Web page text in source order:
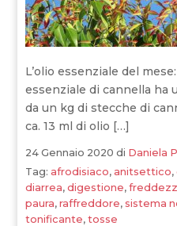
L’olio essenziale del
essenziale di cannella ha
da un kg di stecche di
ca. 13 ml di olio […]
24 Gennaio 2020 di Daniela
Tag: afrodisiaco, anitsettico,
diarrea,digestione,
paura,raffreddore,sistema
tonificante,tosse